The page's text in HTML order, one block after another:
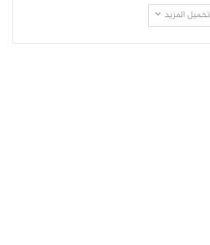
تحميل المزيد